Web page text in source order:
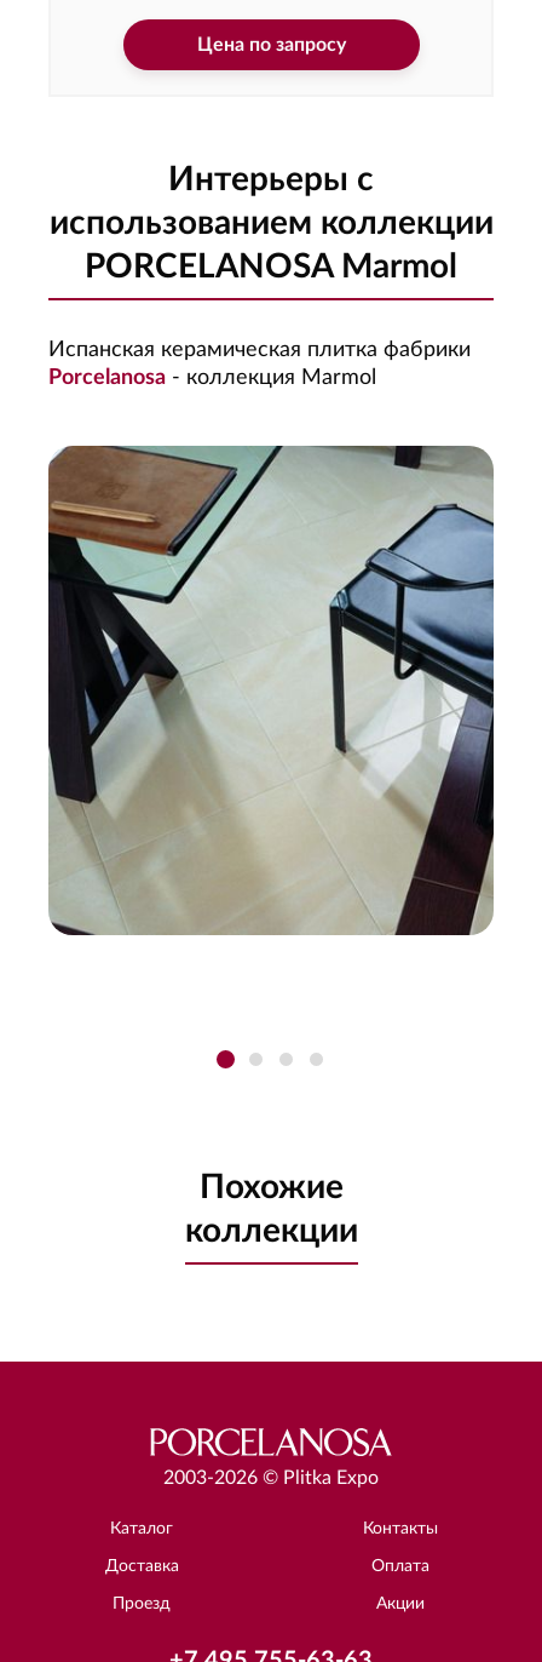
Цена по запросу
Интерьеры с
использованием коллекции
PORCELANOSA Marmol
Испанская керамическая плитка фабрики
Porcelanosa - коллекция Marmol
Похожие
коллекции
2003-2026 © Plitka Expo
Каталог Контакты
Доставка Оплата
Проезд Акции